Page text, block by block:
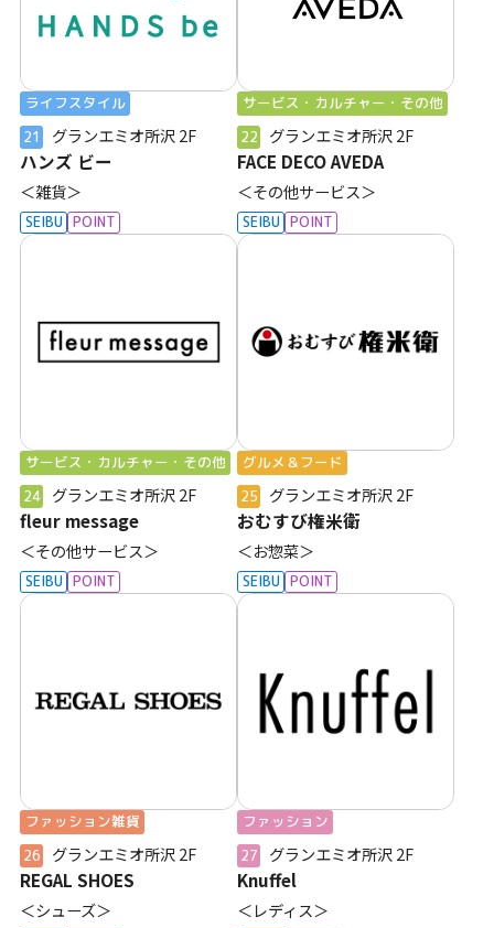
ライフスタイル
21
グランエミオ所沢 2F
ハンズ ビー
＜雑貨＞
SEIBU POINT
サービス・カルチャー・その他
22
グランエミオ所沢 2F
FACE DECO AVEDA
＜その他サービス＞
SEIBU POINT
サービス・カルチャー・その他
24
グランエミオ所沢 2F
fleur message
＜その他サービス＞
SEIBU POINT
グルメ＆フード
25
グランエミオ所沢 2F
おむすび権米衛
＜お惣菜＞
SEIBU POINT
ファッション雑貨
26
グランエミオ所沢 2F
REGAL SHOES
＜シューズ＞
ファッション
27
グランエミオ所沢 2F
Knuffel
＜レディス＞